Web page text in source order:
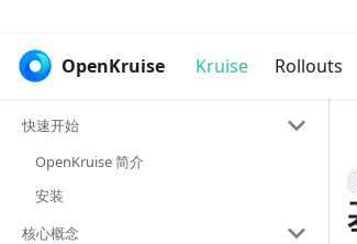
OpenKruise Kruise Rollouts
快速开始
OpenKruise 简介
安装
核心概念